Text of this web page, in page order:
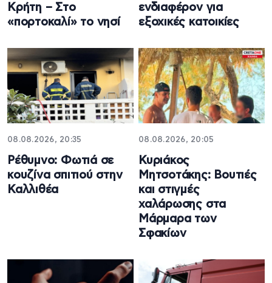
Κρήτη – Στο
«πορτοκαλί» το νησί
ενδιαφέρον για
εξοχικές κατοικίες
08.08.2026, 20:35
Ρέθυμνο: Φωτιά σε
κουζίνα σπιτιού στην
Καλλιθέα
08.08.2026, 20:05
Κυριάκος
Μητσοτάκης: Βουτιές
και στιγμές
χαλάρωσης στα
Μάρμαρα των
Σφακίων